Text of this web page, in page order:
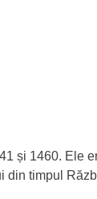
și 1460. Ele
din timpul